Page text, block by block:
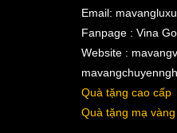
Email:
Fanpage : Vina
Website :
Quà tặng cao cấp
Quà tặng mạ vàng